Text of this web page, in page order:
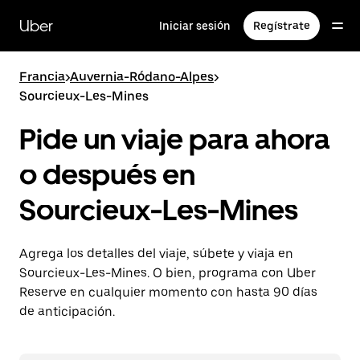
contenido
principal
Uber Iniciar sesión Regístrate
Francia>Auvernia-Ródano-Alpes>
Sourcieux-Les-Mines
Pide un viaje para ahora
o después en
Sourcieux-Les-Mines
Agrega los detalles del viaje, súbete y viaja en
Sourcieux-Les-Mines. O bien, programa con Uber
Reserve en cualquier momento con hasta 90 días
de anticipación.